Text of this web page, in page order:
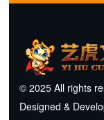
© 2025 All rights
Designed &